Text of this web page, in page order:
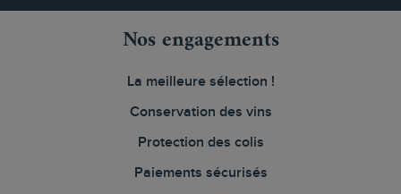
Nos engagements
La meilleure sélection !
Conservation des vins
Protection des colis
Paiements sécurisés